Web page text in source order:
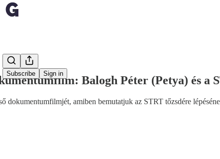
Subscribe Sign in
Balogh Péter (Petya) és a
dokumentumfilmjét, amiben bemutatjuk az STRT tőzsdére